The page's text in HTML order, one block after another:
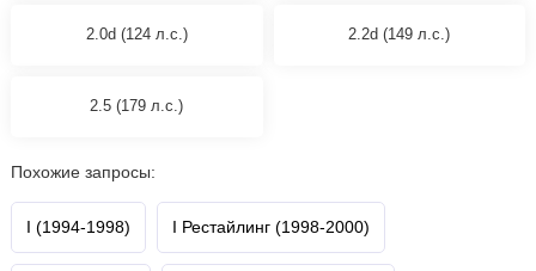
2.0d (124 л.с.) 2.2d (149 л.с.)
2.5 (179 л.с.)
Похожие запросы:
I (1994-1998) I Рестайлинг (1998-2000)